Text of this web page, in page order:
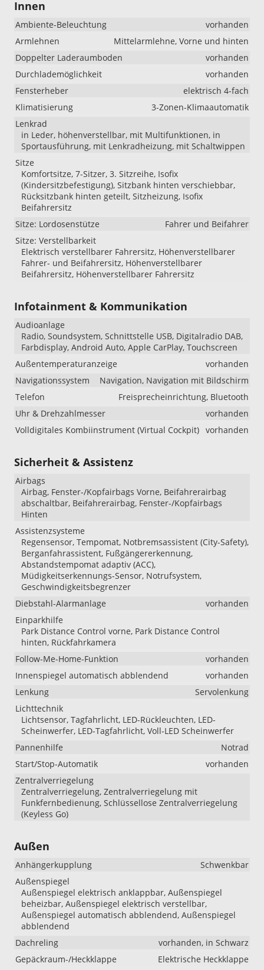
Innen
Ambiente-Beleuchtung
vorhanden
Armlehnen
Mittelarmlehne, Vorne und hinten
Doppelter Laderaumboden
vorhanden
Durchlademöglichkeit
vorhanden
Fensterheber
elektrisch 4-fach
Klimatisierung
3-Zonen-Klimaautomatik
Lenkrad
in Leder, höhenverstellbar, mit Multifunktionen, in
Sportausführung, mit Lenkradheizung, mit Schaltwippen
Sitze
Komfortsitze, 7-Sitzer, 3. Sitzreihe, Isofix
(Kindersitzbefestigung), Sitzbank hinten verschiebbar,
Rücksitzbank hinten geteilt, Sitzheizung, Isofix
Beifahrersitz
Sitze: Lordosenstütze
Fahrer und Beifahrer
Sitze: Verstellbarkeit
Elektrisch verstellbarer Fahrersitz, Höhenverstellbarer
Fahrer- und Beifahrersitz, Höhenverstellbarer
Beifahrersitz, Höhenverstellbarer Fahrersitz
Infotainment & Kommunikation
Audioanlage
Radio, Soundsystem, Schnittstelle USB, Digitalradio DAB,
Farbdisplay, Android Auto, Apple CarPlay, Touchscreen
Außentemperaturanzeige
vorhanden
Navigationssystem
Navigation, Navigation mit Bildschirm
Telefon
Freisprecheinrichtung, Bluetooth
Uhr & Drehzahlmesser
vorhanden
Volldigitales Kombiinstrument (Virtual Cockpit) vorhanden
Sicherheit & Assistenz
Airbags
Airbag, Fenster-/Kopfairbags Vorne, Beifahrerairbag
abschaltbar, Beifahrerairbag, Fenster-/Kopfairbags
Hinten
Assistenzsysteme
Regensensor, Tempomat, Notbremsassistent (City-Safety),
Berganfahrassistent, Fußgängererkennung,
Abstandstempomat adaptiv (ACC),
Müdigkeitserkennungs-Sensor, Notrufsystem,
Geschwindigkeitsbegrenzer
Diebstahl-Alarmanlage
vorhanden
Einparkhilfe
Park Distance Control vorne, Park Distance Control
hinten, Rückfahrkamera
Follow-Me-Home-Funktion
vorhanden
Innenspiegel automatisch abblendend
vorhanden
Lenkung
Servolenkung
Lichttechnik
Lichtsensor, Tagfahrlicht, LED-Rückleuchten, LED-
Scheinwerfer, LED-Tagfahrlicht, Voll-LED Scheinwerfer
Pannenhilfe
Notrad
Start/Stop-Automatik
vorhanden
Zentralverriegelung
Zentralverriegelung, Zentralverriegelung mit
Funkfernbedienung, Schlüssellose Zentralverriegelung
(Keyless Go)
Außen
Anhängerkupplung
Schwenkbar
Außenspiegel
Außenspiegel elektrisch anklappbar, Außenspiegel
beheizbar, Außenspiegel elektrisch verstellbar,
Außenspiegel automatisch abblendend, Außenspiegel
abblendend
Dachreling
vorhanden, in Schwarz
Gepäckraum-/Heckklappe
Elektrische Heckklappe